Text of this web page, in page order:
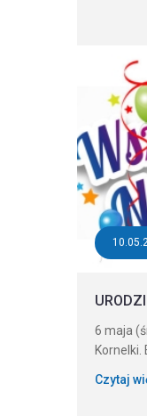
6 maja
Kornelki.
Czytaj